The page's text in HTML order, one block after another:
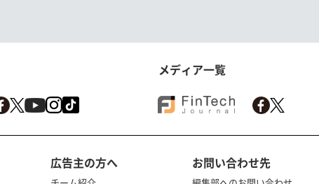
メディア一覧
広告主の方へ お問い合わせ先